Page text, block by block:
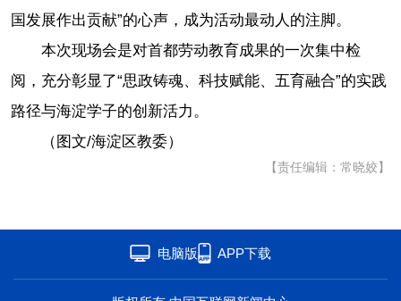
国发展作出贡献”的心声，成为活动最动人的注脚。
本次现场会是对首都劳动教育成果的一次集中检
阅，充分彰显了“思政铸魂、科技赋能、五育融合”的实践
路径与海淀学子的创新活力。
（图文/海淀区教委）
【责任编辑：常晓姣】
电脑版 APP下载